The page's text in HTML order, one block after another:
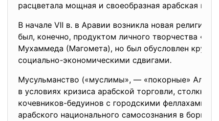
расцветала мощная и своеобразная арабская
В начале VII в. в Аравии возникла новая религия
был, конечно, продуктом личного творчества
Мухаммеда (Магомета), но был обусловлен
социально-экономическими сдвигами.
Мусульманство («муслимы», — «покорные»
в условиях кризиса арабской торговли,
кочевников-бедуинов с городскими феллахами и
арабского национального самосознания в борьбе